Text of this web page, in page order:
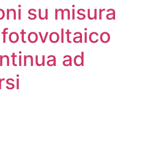
su misura
ad